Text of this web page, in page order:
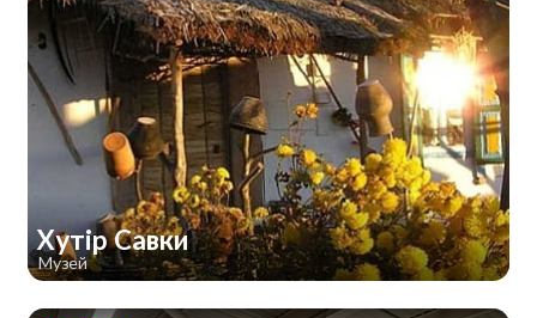
Хутір Савки
Музей